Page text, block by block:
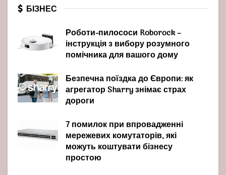
БІЗНЕС
Роботи-пилососи Roborock –
інструкція з вибору розумного
помічника для вашого дому
Безпечна поїздка до Європи: як
агрегатор Sharry знімає страх
дороги
7 помилок при впровадженні
мережевих комутаторів, які
можуть коштувати бізнесу
простою